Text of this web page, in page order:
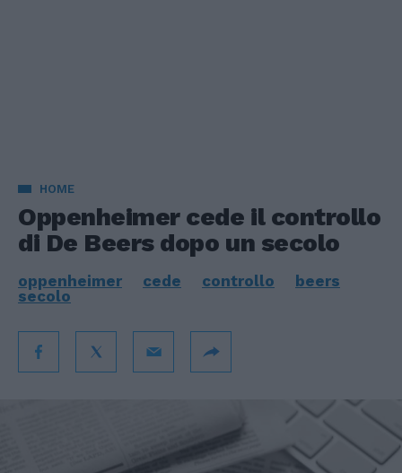
HOME
Oppenheimer cede il controllo
di De Beers dopo un secolo
oppenheimer cede controllo
beers
secolo